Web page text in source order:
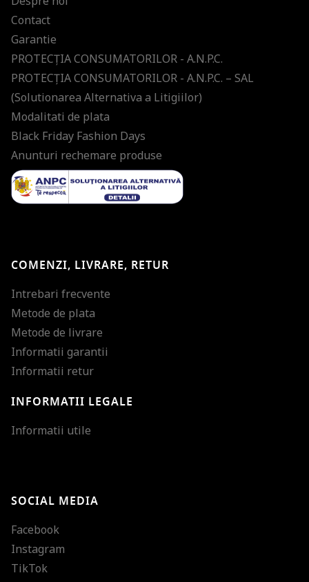
Contact
Garantie
PROTECŢIA CONSUMATORILOR - A.N.P.C.
PROTECŢIA CONSUMATORILOR - A.N.P.C. – SAL
(Solutionarea Alternativa a Litigiilor)
Modalitati de plata
Black Friday Fashion Days
Anunturi rechemare produse
COMENZI, LIVRARE, RETUR
Intrebari frecvente
Metode de plata
Metode de livrare
Informatii garantii
Informatii retur
INFORMATII LEGALE
Informatii utile
SOCIAL MEDIA
Facebook
Instagram
TikTok